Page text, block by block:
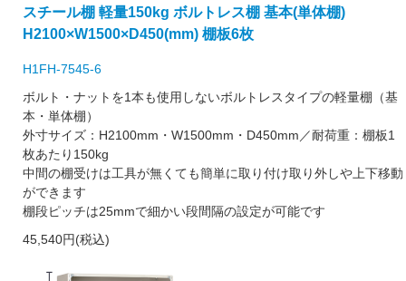
スチール棚 軽量150kg ボルトレス棚 基本(単体棚)
H2100×W1500×D450(mm) 棚板6枚
H1FH-7545-6
ボルト・ナットを1本も使用しないボルトレスタイプの軽量棚（基
本・単体棚）
外寸サイズ：H2100mm・W1500mm・D450mm／耐荷重：棚板1
枚あたり150kg
中間の棚受けは工具が無くても簡単に取り付け取り外しや上下移動
ができます
棚段ピッチは25mmで細かい段間隔の設定が可能です
45,540円(税込)